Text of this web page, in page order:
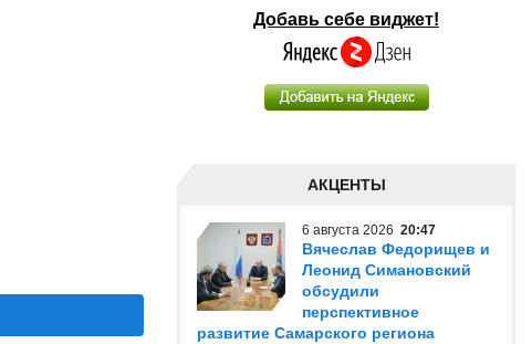
Добавь себе виджет!
АКЦЕНТЫ
6 августа 2026 20:47
Вячеслав Федорищев и
Леонид Симановский
обсудили
перспективное
развитие Самарского региона